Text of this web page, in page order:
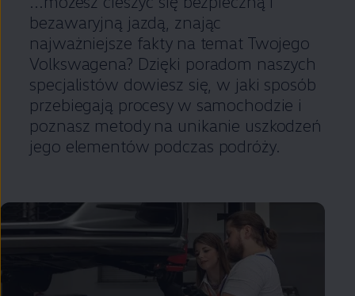
bezawaryjną jazdą, znając
najważniejsze fakty na temat Twojego
Volkswagena? Dzięki poradom naszych
specjalistów dowiesz się, w jaki sposób
przebiegają procesy w samochodzie i
poznasz metody na unikanie uszkodzeń
jego elementów podczas podróży.